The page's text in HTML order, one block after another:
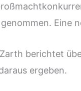
Eine
berichtet
ergeben.